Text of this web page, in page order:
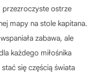
przezroczyste ostrze
mapy na stole kapitana.
zabawa, ale
każdego miłośnika
się częścią świata